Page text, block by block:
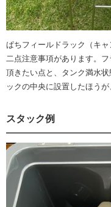
ぱちフィールドラック（キ
二点注意事項があります。
頂きたい点と、タンク満水
ックの中央に設置したほう
スタック例